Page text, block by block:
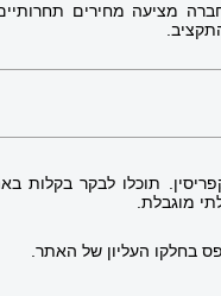
מציעה מחירים תחרותיים
תוכלו לבקר בקלות
מוגבלת.
בחלקו העליון של האתר.